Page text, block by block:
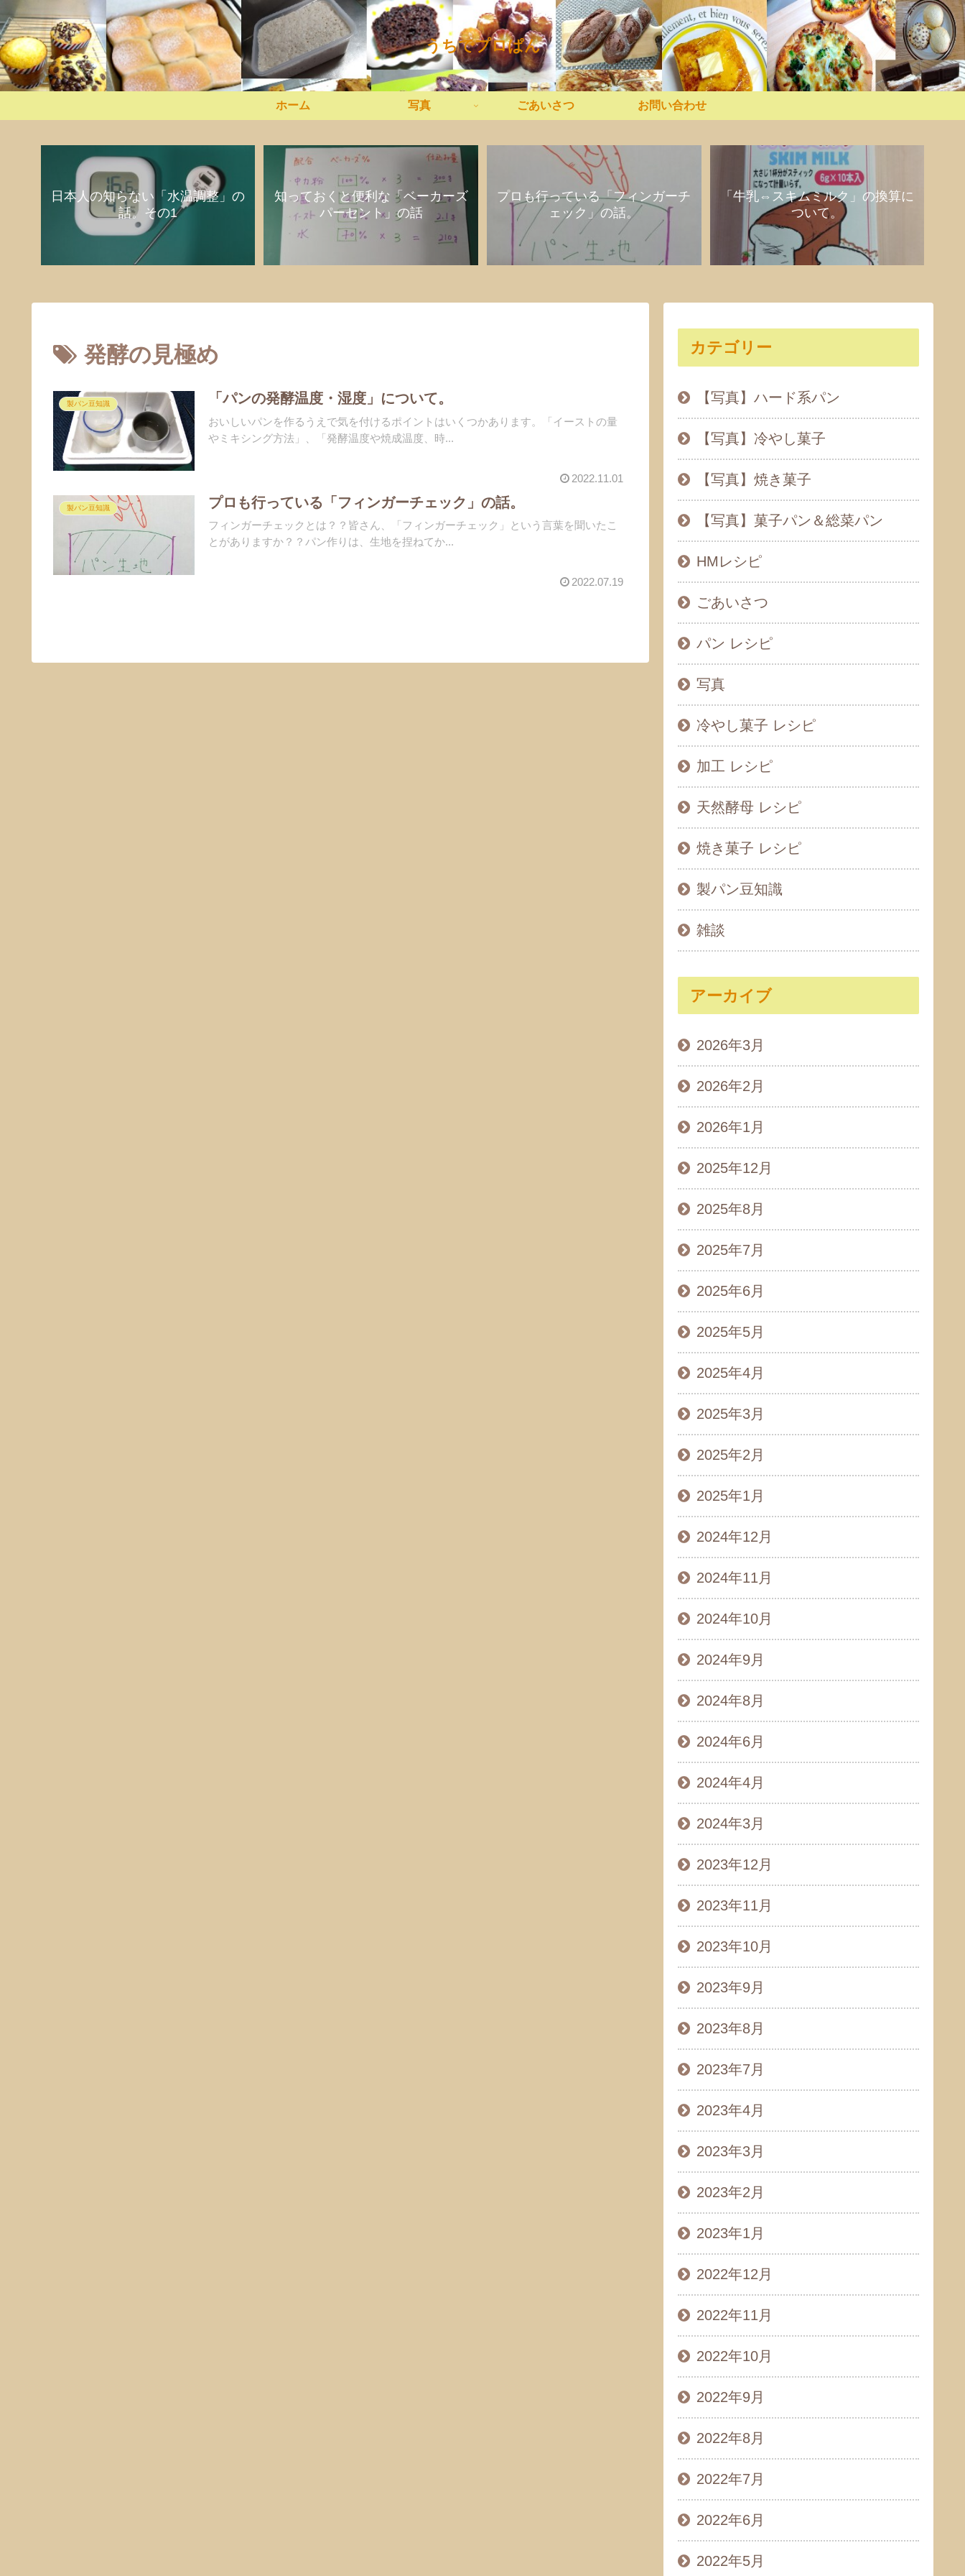
うちでプロぱん
ホーム 写真 ごあいさつ お問い合わせ
日本人の知らない「水温調整」の
話。その1
知っておくと便利な「ベーカーズ
パーセント」の話
プロも行っている「フィンガーチ
ェック」の話。
「牛乳⇔スキムミルク」の換算に
ついて。
発酵の見極め
製パン豆知識 「パンの発酵温度・湿度」について。
おいしいパンを作るうえで気を付けるポイントはいくつかあります。「イーストの量
やミキシング方法」、「発酵温度や焼成温度、時...
2022.11.01
製パン豆知識 プロも行っている「フィンガーチェック」の話。
フィンガーチェックとは？？皆さん、「フィンガーチェック」という言葉を聞いたこ
とがありますか？？パン作りは、生地を捏ねてか...
2022.07.19
カテゴリー
【写真】ハード系パン
【写真】冷やし菓子
【写真】焼き菓子
【写真】菓子パン＆総菜パン
HMレシピ
ごあいさつ
パン レシピ
写真
冷やし菓子 レシピ
加工 レシピ
天然酵母 レシピ
焼き菓子 レシピ
製パン豆知識
雑談
アーカイブ
2026年3月
2026年2月
2026年1月
2025年12月
2025年8月
2025年7月
2025年6月
2025年5月
2025年4月
2025年3月
2025年2月
2025年1月
2024年12月
2024年11月
2024年10月
2024年9月
2024年8月
2024年6月
2024年4月
2024年3月
2023年12月
2023年11月
2023年10月
2023年9月
2023年8月
2023年7月
2023年4月
2023年3月
2023年2月
2023年1月
2022年12月
2022年11月
2022年10月
2022年9月
2022年8月
2022年7月
2022年6月
2022年5月